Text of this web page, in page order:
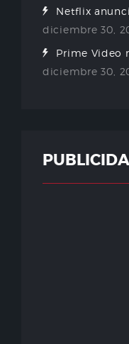
Netflix
diciembre 30,
Prime Video
diciembre 30,